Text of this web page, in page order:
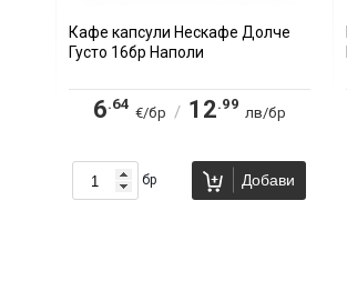
Кафе капсули Нескафе Долче
Густо 16бр Наполи
6.64
€/бр / 12.99
лв/бр
бр Добави